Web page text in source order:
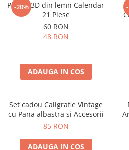
-20%
Puzzle 3D din lemn Calendar
21 Piese
60 RON
48 RON
ADAUGA IN COS
Set cadou Caligrafie Vintage
cu Pana albastra si Accesorii
85 RON
ADAUGA IN COS